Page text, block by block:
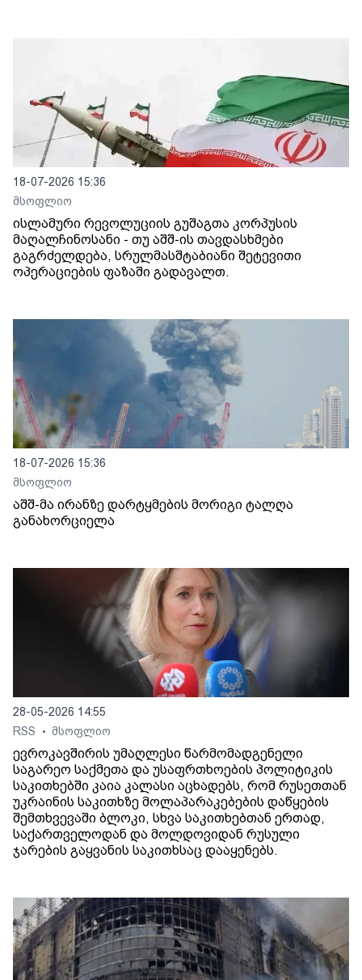
18-07-2026 15:36
მსოფლიო
ისლამური რევოლუციის გუშაგთა კორპუსის
მაღალჩინოსანი - თუ აშშ-ის თავდასხმები
გაგრძელდება, სრულმასშტაბიანი შეტევითი
ოპერაციების ფაზაში გადავალთ.
18-07-2026 15:36
მსოფლიო
აშშ-მა ირანზე დარტყმების მორიგი ტალღა
განახორციელა
28-05-2026 14:55
RSS
• მსოფლიო
ევროკავშირის უმაღლესი წარმომადგენელი
საგარეო საქმეთა და უსაფრთხოების პოლიტიკის
საკითხებში კაია კალასი აცხადებს, რომ რუსეთთან
უკრაინის საკითხზე მოლაპარაკებების დაწყების
შემთხვევაში ბლოკი, სხვა საკითხებთან ერთად,
საქართველოდან და მოლდოვიდან რუსული
ჯარების გაყვანის საკითხსაც დააყენებს.